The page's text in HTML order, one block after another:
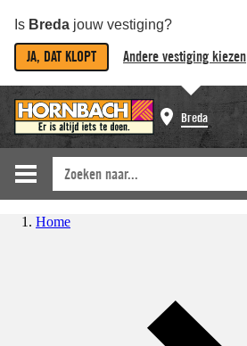
Is Breda jouw vestiging?
JA, DAT KLOPT Andere vestiging kiezen
Breda
Home